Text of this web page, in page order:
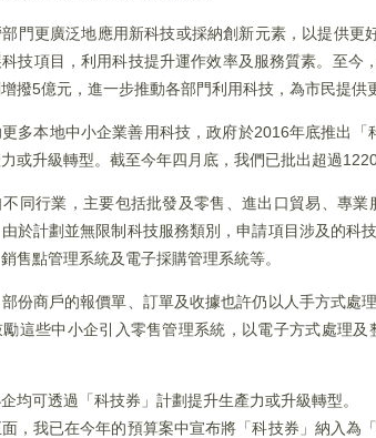
門更廣泛地應用新科技或採納創新元素，以提供
技項目，利用科技提升運作效率及服務質素。至
撥5億元，進一步推動各部門利用科技，為市民提供
多本地中小企業善用科技，政府於2016年底推出
或升級轉型。截至今年四月底，我們已批出超過
同行業，主要包括批發及零售、進出口貿易、專
於計劃並無限制科技服務類別，申請項目涉及的
售點管理系統及電子採購管理系統等。
份商戶的報價單、訂單及收據也許仍以人手方式
這些中小企引入零售管理系統，以電子方式處理
均可透過「科技券」計劃提升生產力或升級轉型。
，我已在今年的預算案中宣布將「科技券」納入為